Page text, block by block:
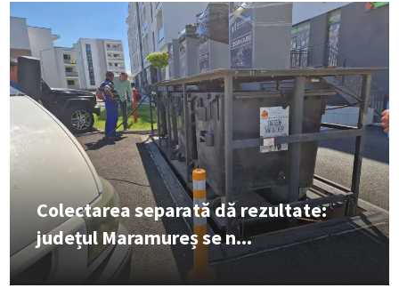
Colectarea separată dă rezultate:
județul Maramureș se n...